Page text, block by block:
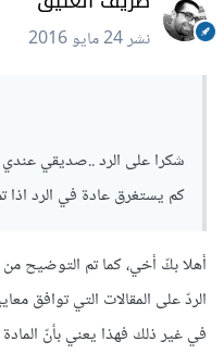
نشر24 مايو 2016
شكرا على الرد ..صديقي
كم يستغرق عادة في الرد اذا
أهلا بكّ أخي، كما تم التوضيح من
الردّ على المقالات التي توافق
في غير ذلك فهذا يعني بأنّ